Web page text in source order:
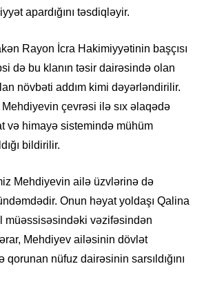
apardığını təsdiqləyir.
Rayon İcra Hakimiyyətinin başçısı
də bu klanın təsir dairəsində olan
növbəti addım kimi dəyərləndirilir.
çevrəsi ilə sıx əlaqədə
və himayə sistemində mühüm
bildirilir.
Mehdiyevin ailə üzvlərinə də
Onun həyat yoldaşı Qalina
müəssisəsindəki vəzifəsindən
Mehdiyev ailəsinin dövlət
qorunan nüfuz dairəsinin sarsıldığını